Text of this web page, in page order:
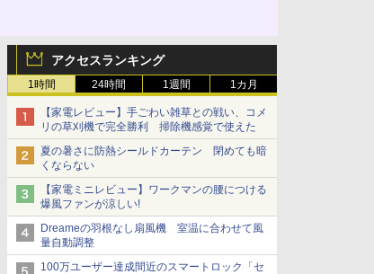
アクセスランキング
1時間 24時間 1週間 1カ月
【家電レビュー】手ごわい雑草との戦い、コメ
リの草刈機で完全勝利 掃除機感覚で使えた
夏の暑さに防熱シールドカーテン 閉めても暗
くならない
【家電ミニレビュー】ワークマンの腰につける
爆風ファンが涼しい!
Dreameの羽根なし扇風機 室温に合わせて風
量自動調整
100万ユーザー達成間近のスマートロック「セ